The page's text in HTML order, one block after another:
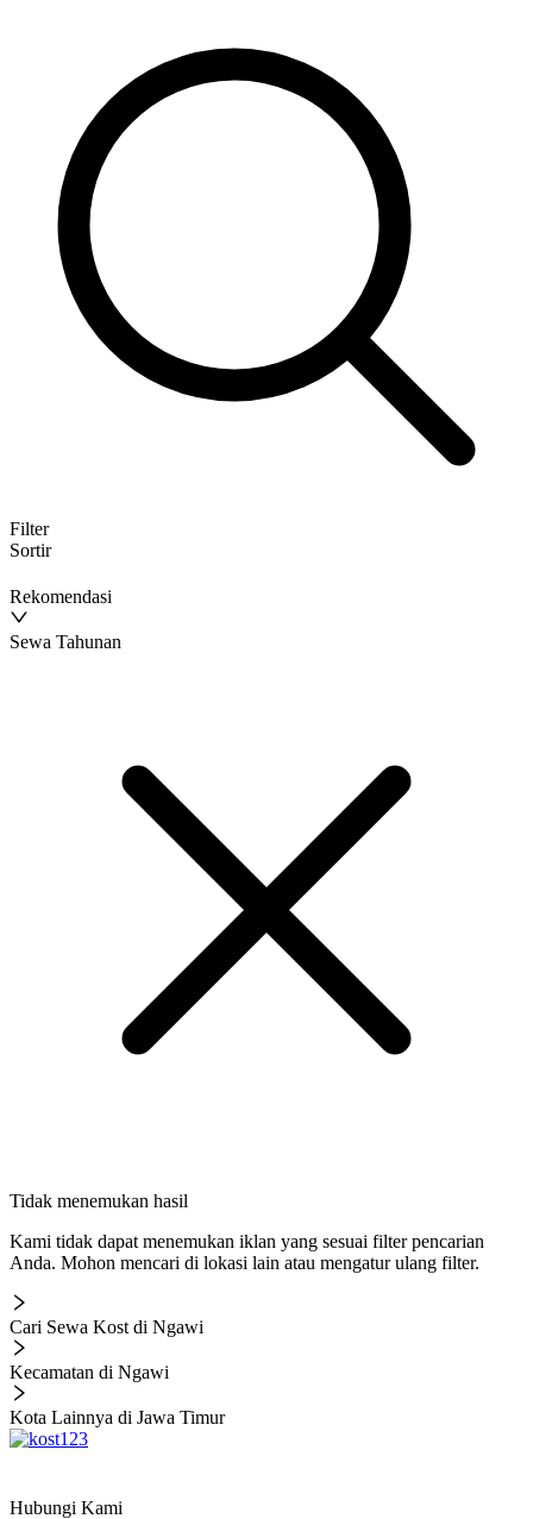
Filter
Sortir
Rekomendasi
Sewa Tahunan
Tidak menemukan hasil
Kami tidak dapat menemukan iklan yang sesuai filter pencarian
Anda. Mohon mencari di lokasi lain atau mengatur ulang filter.
Cari Sewa Kost di Ngawi
Kecamatan di Ngawi
Kota Lainnya di Jawa Timur
Hubungi Kami